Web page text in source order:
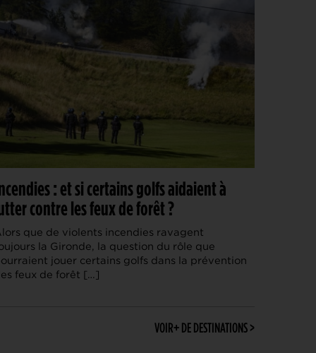
: et si certains golfs aidaient à
contre les feux de forêt ?
que de violents incendies ravagent
la Gironde, la question du rôle que
jouer certains golfs dans la prévention
feux de forêt […]
VOIR+ DE DESTINATIONS >